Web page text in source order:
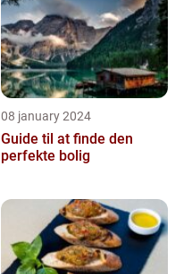
08 january 2024
Guide til at finde den
perfekte bolig